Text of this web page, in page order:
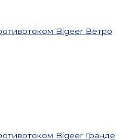
Bigeer Ветро
Bigeer Гранде